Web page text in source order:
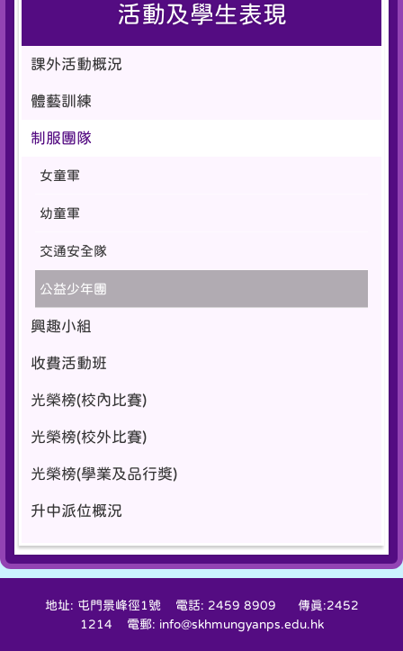
活動及學生表現
課外活動概況
體藝訓練
制服團隊
女童軍
幼童軍
交通安全隊
公益少年團
興趣小組
收費活動班
光榮榜(校內比賽)
光榮榜(校外比賽)
光榮榜(學業及品行獎)
升中派位概況
地址: 屯門景峰徑1號 電話: 2459 8909 傳真:2452
1214 電郵: info@skhmungyanps.edu.hk